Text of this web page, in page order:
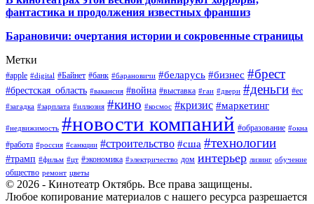
фантастика и продолжения известных франшиз
Барановичи: очертания истории и сокровенные страницы
Метки
#apple #digital #Байнет #банк #барановичи #беларусь #бизнес #брест
#брестская_область #вакансия #война #выставка #гаи #двери #деньги #ес
#загадка #зарплата #иллюзия #кино #космос #кризис #маркетинг
#недвижимость #новости компаний #образование #окна
#работа #россия #санкции #строительство #сша #технологии
#трамп #фильм #цт #экономика #электричество дом интерьер лизинг обучение
общество ремонт цветы
© 2026 - Кинотеатр Октябрь. Все права защищены.
Любое копирование материалов с нашего ресурса разрешается